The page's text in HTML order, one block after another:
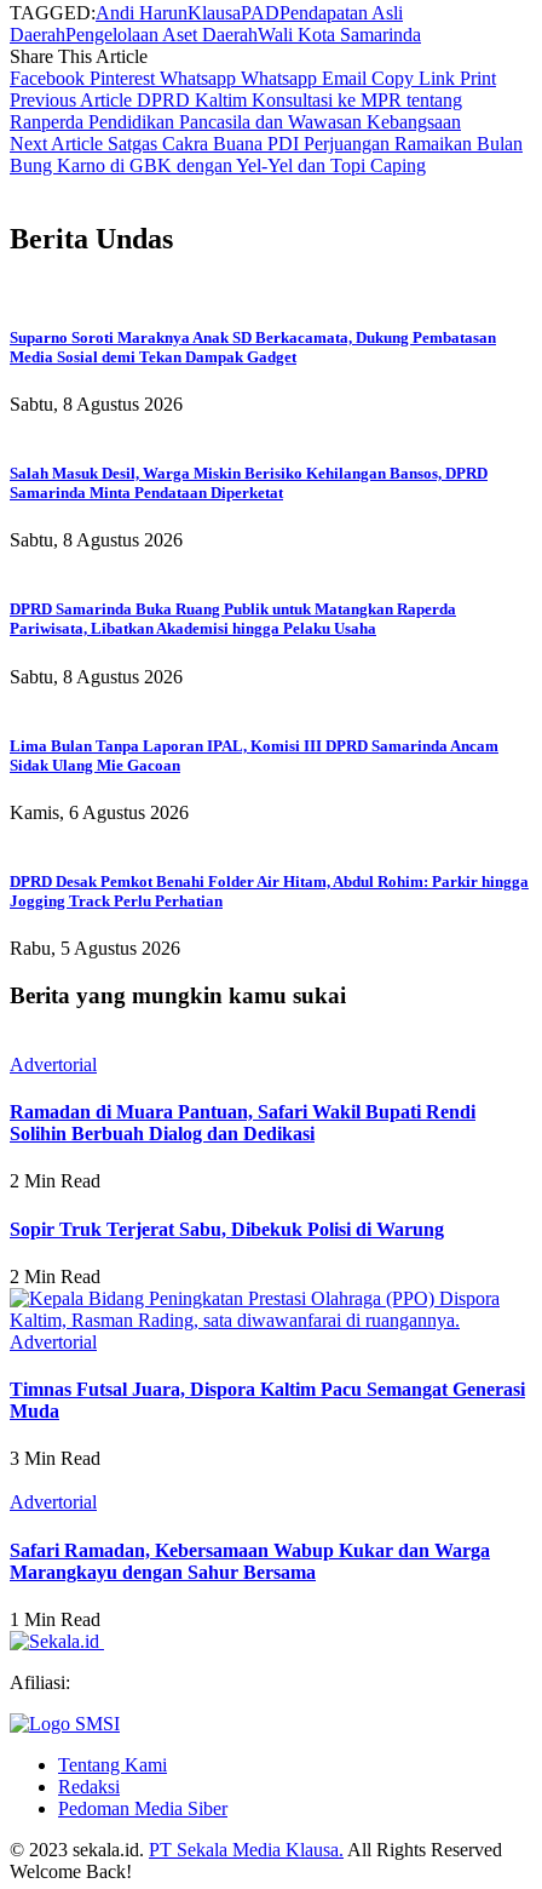
TAGGED:Andi HarunKlausaPADPendapatan Asli
DaerahPengelolaan Aset DaerahWali Kota Samarinda
Share This Article
Facebook Pinterest Whatsapp Whatsapp Email Copy Link Print
Previous Article DPRD Kaltim Konsultasi ke MPR tentang
Ranperda Pendidikan Pancasila dan Wawasan Kebangsaan
Next Article Satgas Cakra Buana PDI Perjuangan Ramaikan Bulan
Bung Karno di GBK dengan Yel-Yel dan Topi Caping
Berita Undas
Suparno Soroti Maraknya Anak SD Berkacamata, Dukung Pembatasan
Media Sosial demi Tekan Dampak Gadget
Sabtu, 8 Agustus 2026
Salah Masuk Desil, Warga Miskin Berisiko Kehilangan Bansos, DPRD
Samarinda Minta Pendataan Diperketat
Sabtu, 8 Agustus 2026
DPRD Samarinda Buka Ruang Publik untuk Matangkan Raperda
Pariwisata, Libatkan Akademisi hingga Pelaku Usaha
Sabtu, 8 Agustus 2026
Lima Bulan Tanpa Laporan IPAL, Komisi III DPRD Samarinda Ancam
Sidak Ulang Mie Gacoan
Kamis, 6 Agustus 2026
DPRD Desak Pemkot Benahi Folder Air Hitam, Abdul Rohim: Parkir hingga
Jogging Track Perlu Perhatian
Rabu, 5 Agustus 2026
Berita yang mungkin kamu sukai
Advertorial
Ramadan di Muara Pantuan, Safari Wakil Bupati Rendi
Solihin Berbuah Dialog dan Dedikasi
2 Min Read
Sopir Truk Terjerat Sabu, Dibekuk Polisi di Warung
2 Min Read
Advertorial
Timnas Futsal Juara, Dispora Kaltim Pacu Semangat Generasi
Muda
3 Min Read
Advertorial
Safari Ramadan, Kebersamaan Wabup Kukar dan Warga
Marangkayu dengan Sahur Bersama
1 Min Read
Afiliasi:
Tentang Kami
Redaksi
Pedoman Media Siber
© 2023 sekala.id. PT Sekala Media Klausa. All Rights Reserved
Welcome Back!